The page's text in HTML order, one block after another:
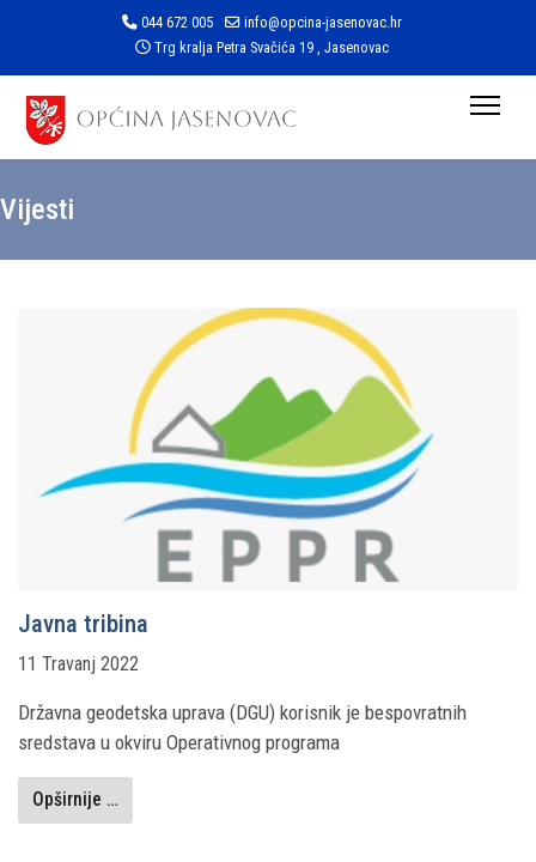
044 672 005
info@opcina-jasenovac.hr
Trg kralja Petra Svačića 19 , Jasenovac
Vijesti
Javna tribina
11 Travanj 2022
Državna geodetska uprava (DGU) korisnik je bespovratnih
sredstava u okviru Operativnog programa
Opširnije …